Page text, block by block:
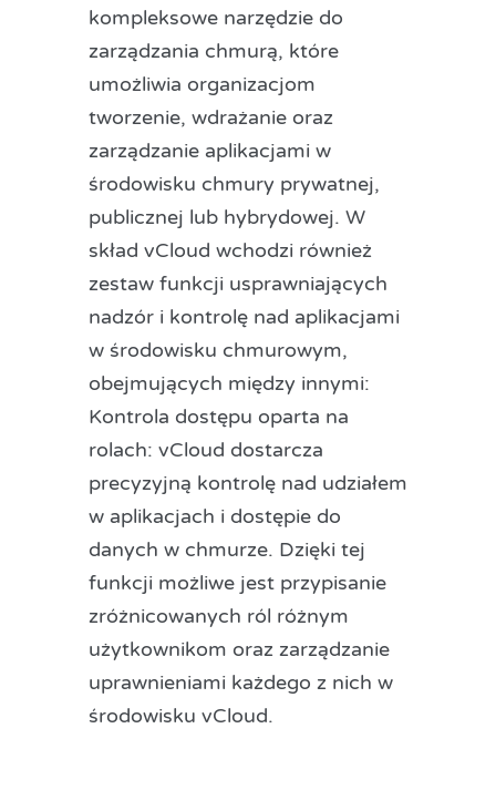
kompleksowe narzędzie do
zarządzania chmurą, które
umożliwia organizacjom
tworzenie, wdrażanie oraz
zarządzanie aplikacjami w
środowisku chmury prywatnej,
publicznej lub hybrydowej. W
skład vCloud wchodzi również
zestaw funkcji usprawniających
nadzór i kontrolę nad aplikacjami
w środowisku chmurowym,
obejmujących między innymi:
Kontrola dostępu oparta na
rolach: vCloud dostarcza
precyzyjną kontrolę nad udziałem
w aplikacjach i dostępie do
danych w chmurze. Dzięki tej
funkcji możliwe jest przypisanie
zróżnicowanych ról różnym
użytkownikom oraz zarządzanie
uprawnieniami każdego z nich w
środowisku vCloud.